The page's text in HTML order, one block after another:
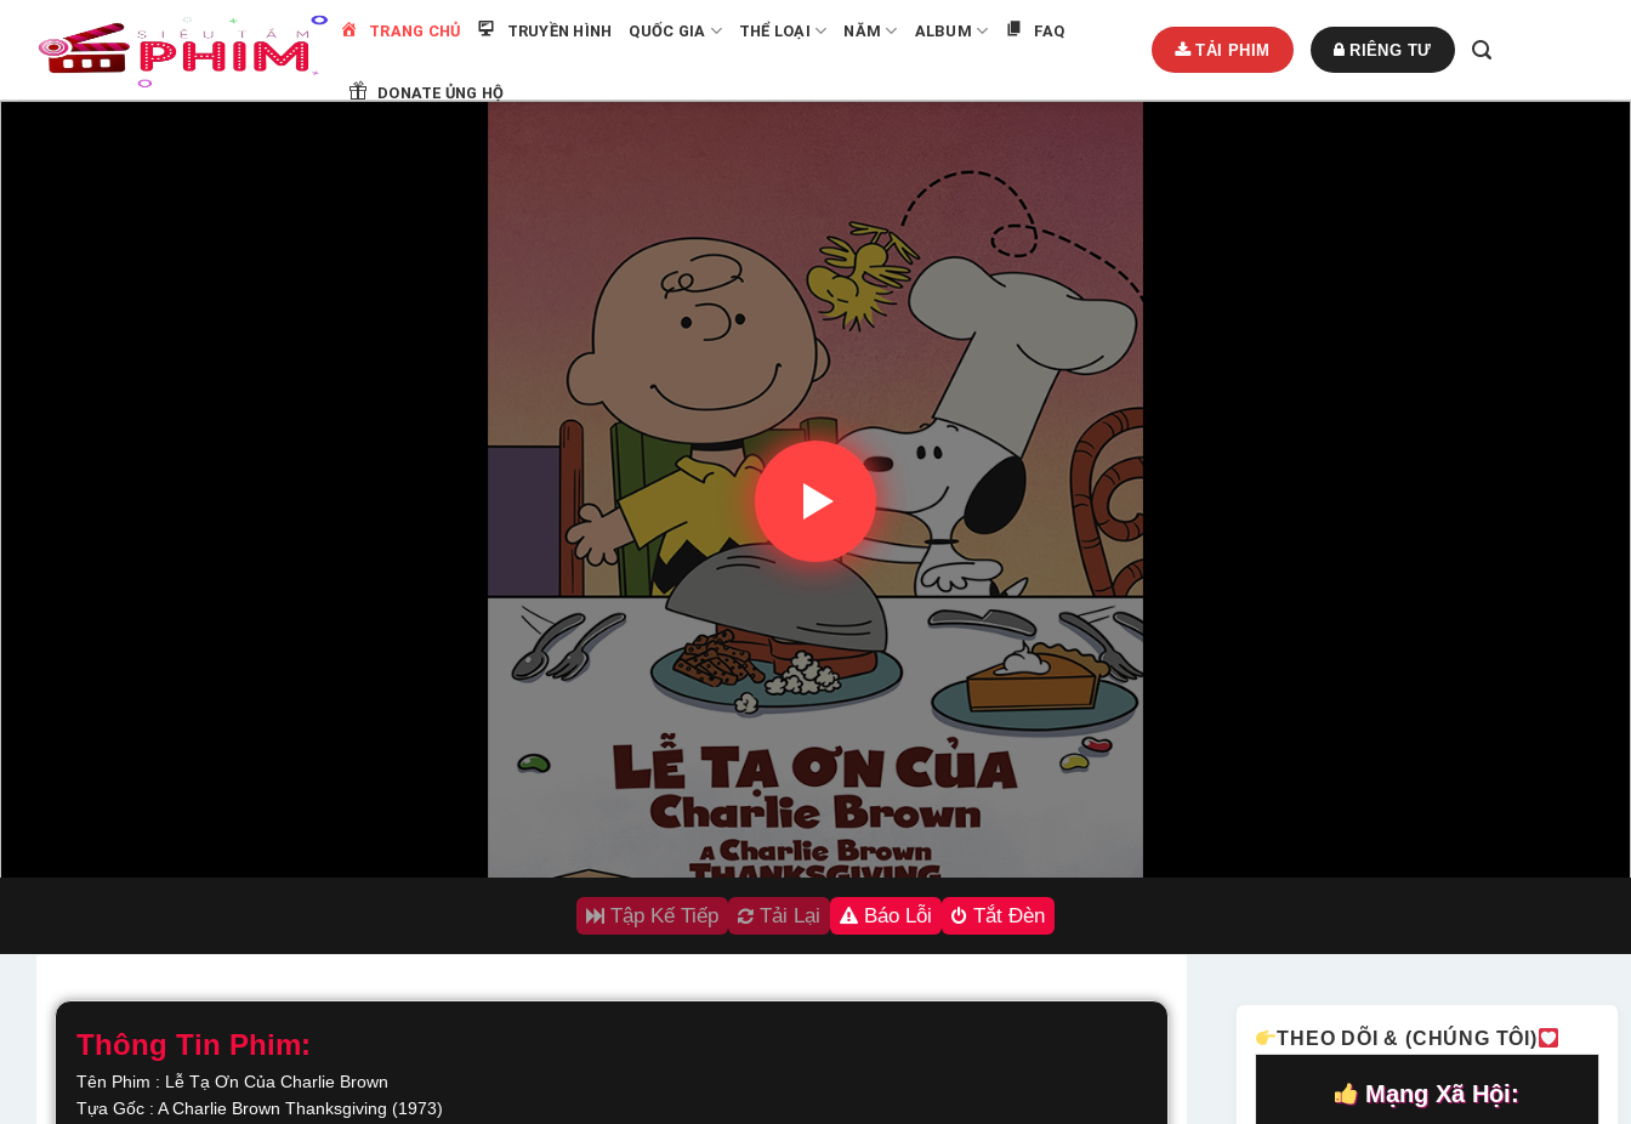
TRANG CHỦ TRUYỀN HÌNH QUỐC GIA THỂ LOẠI NĂM ALBUM FAQ
DONATE ỦNG HỘ
Tập Kế Tiếp Tải Lại Báo Lỗi Tắt Đèn
Thông Tin Phim:
Tên Phim : Lễ Tạ Ơn Của Charlie Brown
Tựa Gốc : A Charlie Brown Thanksgiving (1973)
THEO DÕI & (CHÚNG TÔI)
Mạng Xã Hội: